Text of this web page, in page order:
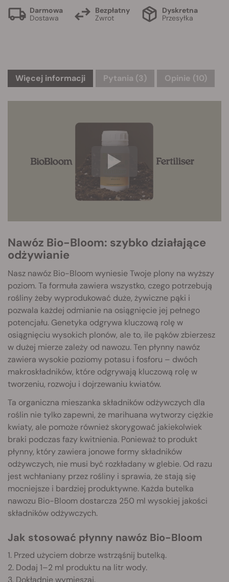
Darmowa
Dostawa
Bezpłatny
Zwrot
Dyskretna
Przesyłka
Więcej informacji Pytania (3) Opinie (10)
Nawóz Bio-Bloom: szybko działające
odżywianie
Nasz nawóz Bio-Bloom wyniesie Twoje plony na wyższy
poziom. Ta formuła zawiera wszystko, czego potrzebują
rośliny żeby wyprodukować duże, żywiczne pąki i
pozwala każdej odmianie na osiągnięcie jej pełnego
potencjału. Genetyka odgrywa kluczową rolę w
osiągnięciu wysokich plonów, ale to, ile pąków zbierzesz
w dużej mierze zależy od nawozu. Ten płynny nawóz
zawiera wysokie poziomy potasu i fosforu – dwóch
makroskładników, które odgrywają kluczową rolę w
tworzeniu, rozwoju i dojrzewaniu kwiatów.
Ta organiczna mieszanka składników odżywczych dla
roślin nie tylko zapewni, że marihuana wytworzy ciężkie
kwiaty, ale pomoże również skorygować jakiekolwiek
braki podczas fazy kwitnienia. Ponieważ to produkt
płynny, który zawiera jonowe formy składników
odżywczych, nie musi być rozkładany w glebie. Od razu
jest wchłaniany przez rośliny i sprawia, że stają się
mocniejsze i bardziej produktywne. Każda butelka
nawozu Bio-Bloom dostarcza 250 ml wysokiej jakości
składników odżywczych.
Jak stosować płynny nawóz Bio-Bloom
1. Przed użyciem dobrze wstrząśnij butelką.
2. Dodaj 1–2 ml produktu na litr wody.
3. Dokładnie wymieszaj.